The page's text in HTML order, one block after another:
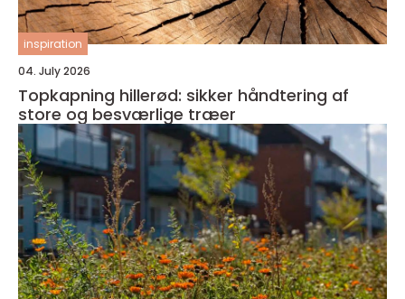
inspiration
04. July 2026
Topkapning hillerød: sikker håndtering af
store og besværlige træer